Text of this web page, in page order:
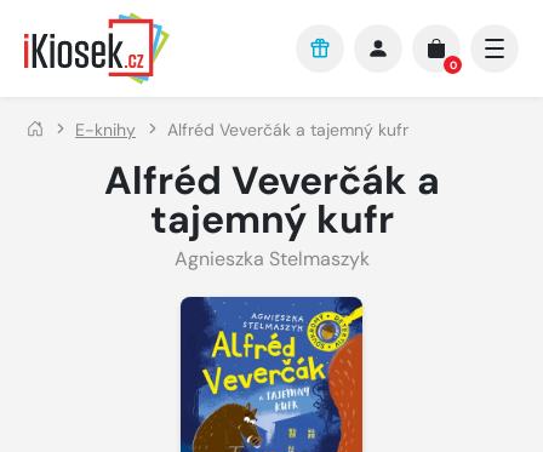
Přejít na hlavní obsah
0
E-knihy Alfréd Veverčák a tajemný kufr
Alfréd Veverčák a
tajemný kufr
Agnieszka Stelmaszyk